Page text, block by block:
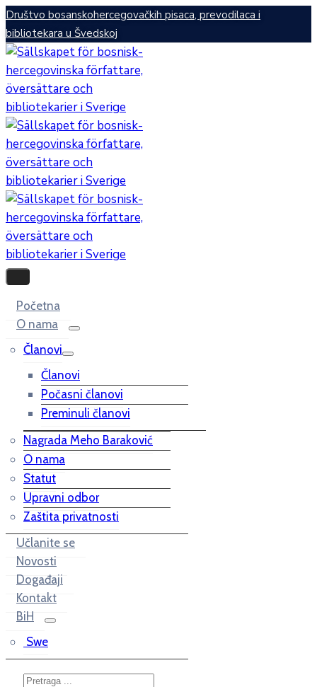
Društvo bosanskohercegovačkih pisaca, prevodilaca i
bibliotekara u Švedskoj
Početna
O nama
Članovi
Članovi
Počasni članovi
Preminuli članovi
Nagrada Meho Baraković
O nama
Statut
Upravni odbor
Zaštita privatnosti
Učlanite se
Novosti
Događaji
Kontakt
BiH
Swe